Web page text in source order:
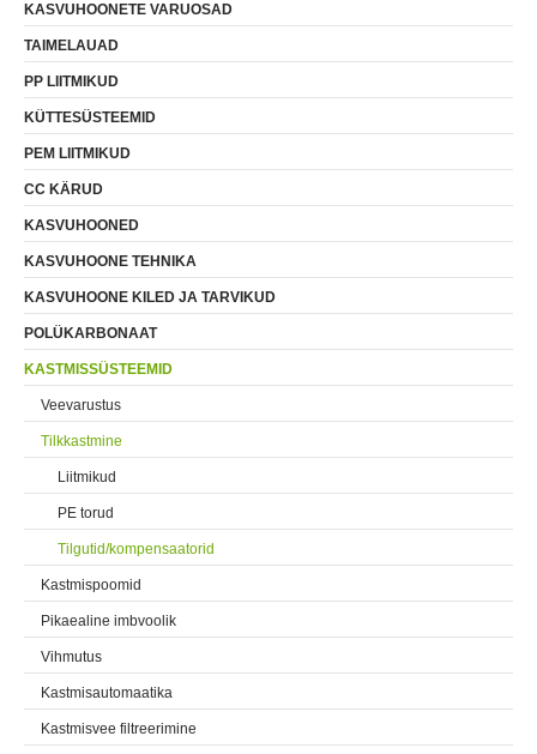
KASVUHOONETE VARUOSAD
TAIMELAUAD
PP LIITMIKUD
KÜTTESÜSTEEMID
PEM LIITMIKUD
CC KÄRUD
KASVUHOONED
KASVUHOONE TEHNIKA
KASVUHOONE KILED JA TARVIKUD
POLÜKARBONAAT
KASTMISSÜSTEEMID
Veevarustus
Tilkkastmine
Liitmikud
PE torud
Tilgutid/kompensaatorid
Kastmispoomid
Pikaealine imbvoolik
Vihmutus
Kastmisautomaatika
Kastmisvee filtreerimine